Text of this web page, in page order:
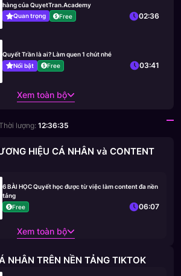
hàng của QuyetTran.Academy
Quan trọng
Free 02:36
Quyết Trần là ai? Làm quen 1 chút nhé
Nổi bật
Free 03:41
Xem toàn bộ
lượng:12:36:35
HIỆU CÁ NHÂN và CONTENT
6 BÀI HỌC Quyết học được từ việc làm content đa nền
tảng
Free
06:07
Xem toàn bộ
NHÂN TRÊN NỀN TẢNG TIKTOK